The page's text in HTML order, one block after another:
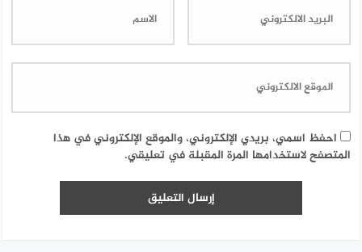
احفظ اسمي، بريدي الإلكتروني، والموقع الإلكتروني في هذا
المتصفح لاستخدامها المرة المقبلة في تعليقي.